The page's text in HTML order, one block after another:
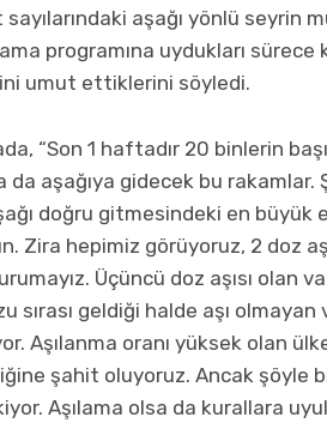
aşağı yönlü seyrin
programına uydukları sürece
umut ettiklerini söyledi.
“Son 1 haftadır 20 binlerin
aşağıya gidecek bu rakamlar.
doğru gitmesindeki en büyük
Zira hepimiz görüyoruz, 2 doz
Üçüncü doz aşısı olan
sırası geldiği halde aşı olmayan
Aşılanma oranı yüksek olan
şahit oluyoruz. Ancak şöyle
Aşılama olsa da kurallara